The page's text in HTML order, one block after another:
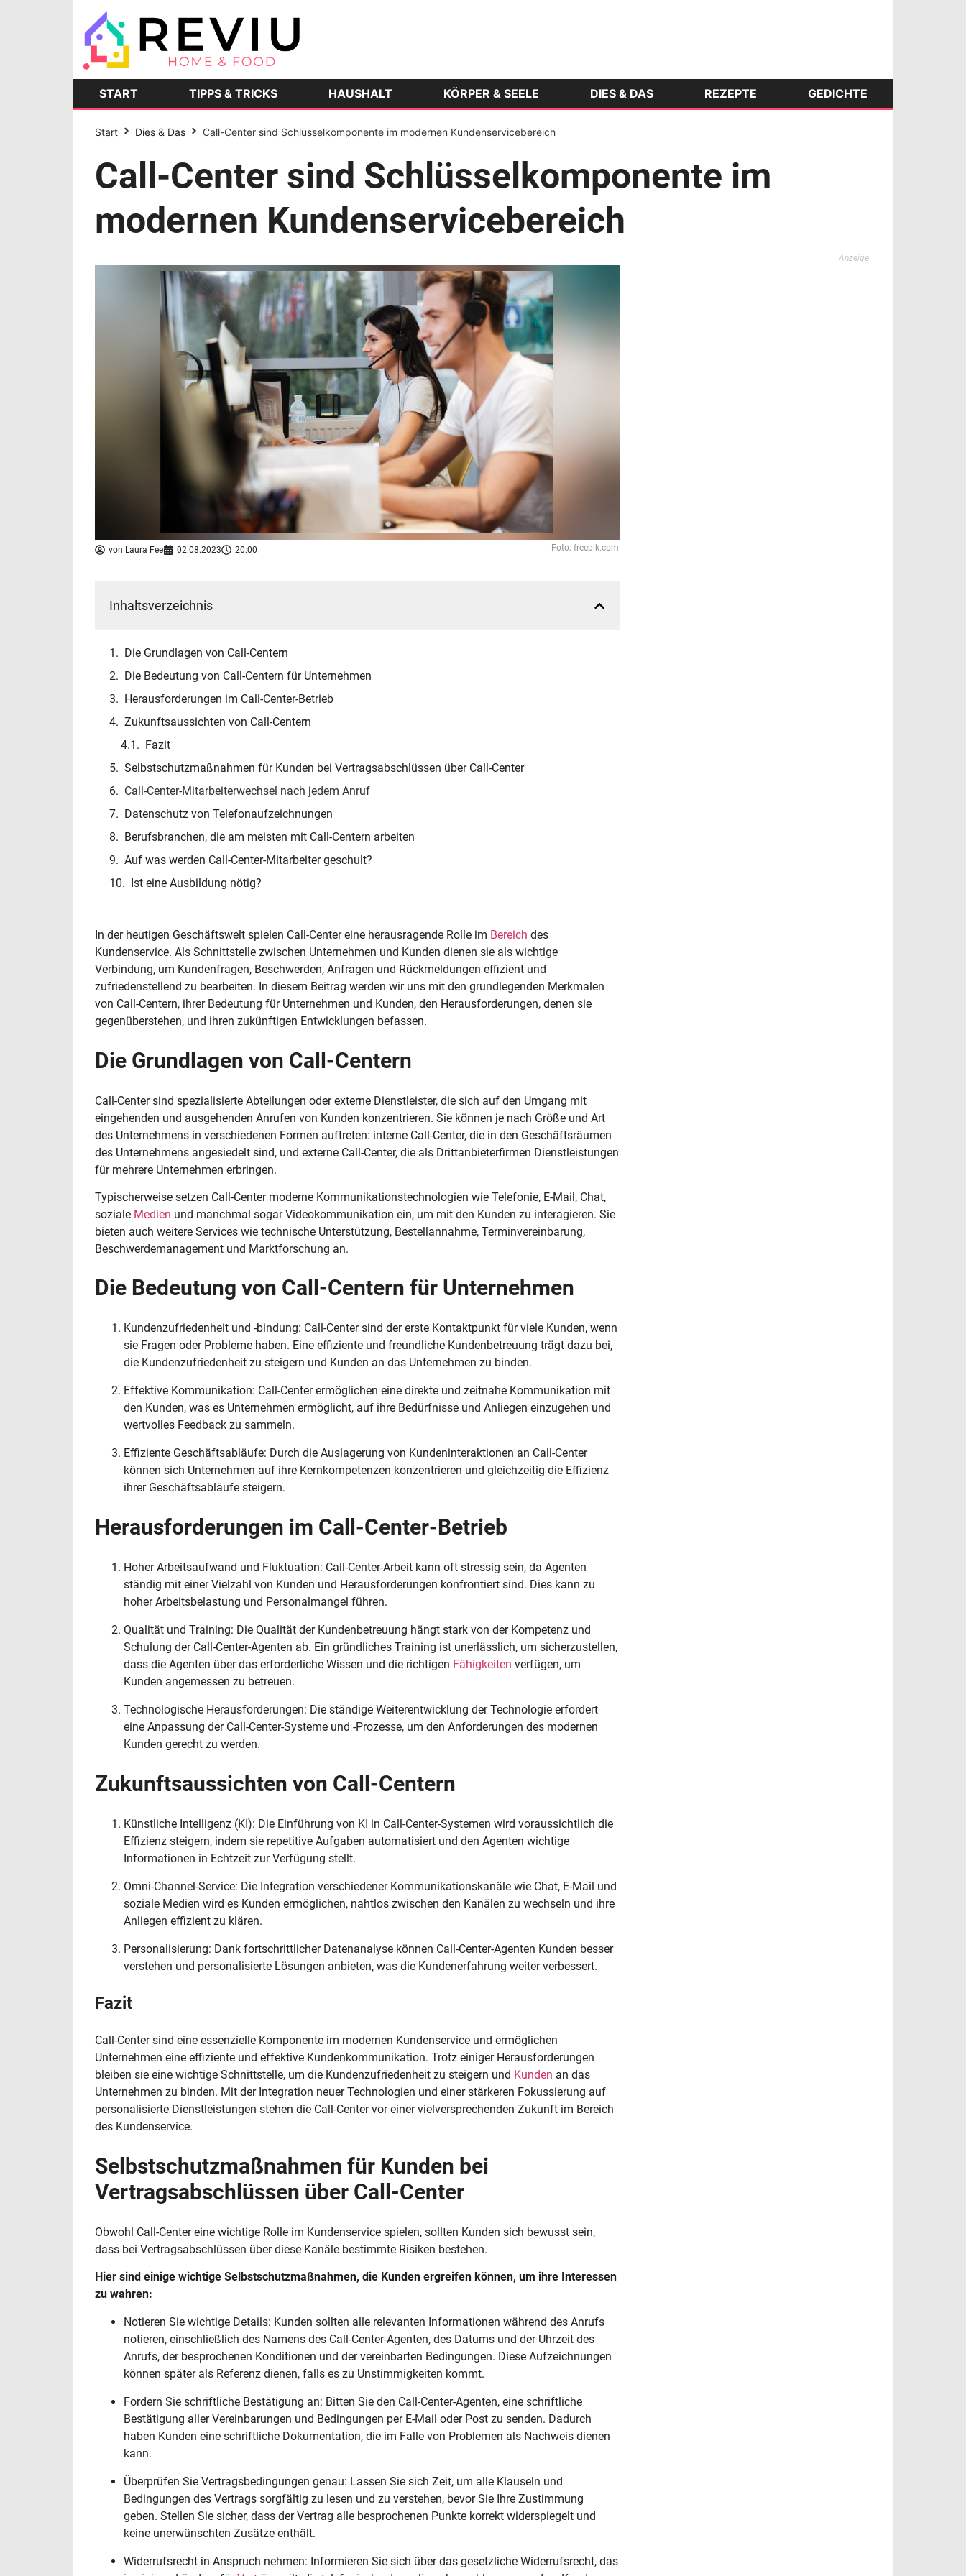
START TIPPS & TRICKS HAUSHALT KÖRPER & SEELE DIES & DAS REZEPTE GEDICHTE
Start Dies & Das Call-Center sind Schlüsselkomponente im modernen Kundenservicebereich
Call-Center sind Schlüsselkomponente im
modernen Kundenservicebereich
von Laura Fee 02.08.2023 20:00 Foto: freepik.com
Inhaltsverzeichnis
Die Grundlagen von Call-Centern
Die Bedeutung von Call-Centern für Unternehmen
Herausforderungen im Call-Center-Betrieb
Zukunftsaussichten von Call-Centern
Fazit
Selbstschutzmaßnahmen für Kunden bei Vertragsabschlüssen über Call-Center
Call-Center-Mitarbeiterwechsel nach jedem Anruf
Datenschutz von Telefonaufzeichnungen
Berufsbranchen, die am meisten mit Call-Centern arbeiten
Auf was werden Call-Center-Mitarbeiter geschult?
Ist eine Ausbildung nötig?
In der heutigen Geschäftswelt spielen Call-Center eine herausragende Rolle im Bereich des
Kundenservice. Als Schnittstelle zwischen Unternehmen und Kunden dienen sie als wichtige
Verbindung, um Kundenfragen, Beschwerden, Anfragen und Rückmeldungen effizient und
zufriedenstellend zu bearbeiten. In diesem Beitrag werden wir uns mit den grundlegenden Merkmalen
von Call-Centern, ihrer Bedeutung für Unternehmen und Kunden, den Herausforderungen, denen sie
gegenüberstehen, und ihren zukünftigen Entwicklungen befassen.
Die Grundlagen von Call-Centern
Call-Center sind spezialisierte Abteilungen oder externe Dienstleister, die sich auf den Umgang mit
eingehenden und ausgehenden Anrufen von Kunden konzentrieren. Sie können je nach Größe und Art
des Unternehmens in verschiedenen Formen auftreten: interne Call-Center, die in den Geschäftsräumen
des Unternehmens angesiedelt sind, und externe Call-Center, die als Drittanbieterfirmen Dienstleistungen
für mehrere Unternehmen erbringen.
Typischerweise setzen Call-Center moderne Kommunikationstechnologien wie Telefonie, E-Mail, Chat,
soziale Medien und manchmal sogar Videokommunikation ein, um mit den Kunden zu interagieren. Sie
bieten auch weitere Services wie technische Unterstützung, Bestellannahme, Terminvereinbarung,
Beschwerdemanagement und Marktforschung an.
Die Bedeutung von Call-Centern für Unternehmen
Kundenzufriedenheit und -bindung: Call-Center sind der erste Kontaktpunkt für viele Kunden, wenn
sie Fragen oder Probleme haben. Eine effiziente und freundliche Kundenbetreuung trägt dazu bei,
die Kundenzufriedenheit zu steigern und Kunden an das Unternehmen zu binden.
Effektive Kommunikation: Call-Center ermöglichen eine direkte und zeitnahe Kommunikation mit
den Kunden, was es Unternehmen ermöglicht, auf ihre Bedürfnisse und Anliegen einzugehen und
wertvolles Feedback zu sammeln.
Effiziente Geschäftsabläufe: Durch die Auslagerung von Kundeninteraktionen an Call-Center
können sich Unternehmen auf ihre Kernkompetenzen konzentrieren und gleichzeitig die Effizienz
ihrer Geschäftsabläufe steigern.
Herausforderungen im Call-Center-Betrieb
Hoher Arbeitsaufwand und Fluktuation: Call-Center-Arbeit kann oft stressig sein, da Agenten
ständig mit einer Vielzahl von Kunden und Herausforderungen konfrontiert sind. Dies kann zu
hoher Arbeitsbelastung und Personalmangel führen.
Qualität und Training: Die Qualität der Kundenbetreuung hängt stark von der Kompetenz und
Schulung der Call-Center-Agenten ab. Ein gründliches Training ist unerlässlich, um sicherzustellen,
dass die Agenten über das erforderliche Wissen und die richtigen Fähigkeiten verfügen, um
Kunden angemessen zu betreuen.
Technologische Herausforderungen: Die ständige Weiterentwicklung der Technologie erfordert
eine Anpassung der Call-Center-Systeme und -Prozesse, um den Anforderungen des modernen
Kunden gerecht zu werden.
Zukunftsaussichten von Call-Centern
Künstliche Intelligenz (KI): Die Einführung von KI in Call-Center-Systemen wird voraussichtlich die
Effizienz steigern, indem sie repetitive Aufgaben automatisiert und den Agenten wichtige
Informationen in Echtzeit zur Verfügung stellt.
Omni-Channel-Service: Die Integration verschiedener Kommunikationskanäle wie Chat, E-Mail und
soziale Medien wird es Kunden ermöglichen, nahtlos zwischen den Kanälen zu wechseln und ihre
Anliegen effizient zu klären.
Personalisierung: Dank fortschrittlicher Datenanalyse können Call-Center-Agenten Kunden besser
verstehen und personalisierte Lösungen anbieten, was die Kundenerfahrung weiter verbessert.
Fazit
Call-Center sind eine essenzielle Komponente im modernen Kundenservice und ermöglichen
Unternehmen eine effiziente und effektive Kundenkommunikation. Trotz einiger Herausforderungen
bleiben sie eine wichtige Schnittstelle, um die Kundenzufriedenheit zu steigern und Kunden an das
Unternehmen zu binden. Mit der Integration neuer Technologien und einer stärkeren Fokussierung auf
personalisierte Dienstleistungen stehen die Call-Center vor einer vielversprechenden Zukunft im Bereich
des Kundenservice.
Selbstschutzmaßnahmen für Kunden bei
Vertragsabschlüssen über Call-Center
Obwohl Call-Center eine wichtige Rolle im Kundenservice spielen, sollten Kunden sich bewusst sein,
dass bei Vertragsabschlüssen über diese Kanäle bestimmte Risiken bestehen.
Hier sind einige wichtige Selbstschutzmaßnahmen, die Kunden ergreifen können, um ihre Interessen
zu wahren:
Notieren Sie wichtige Details: Kunden sollten alle relevanten Informationen während des Anrufs
notieren, einschließlich des Namens des Call-Center-Agenten, des Datums und der Uhrzeit des
Anrufs, der besprochenen Konditionen und der vereinbarten Bedingungen. Diese Aufzeichnungen
können später als Referenz dienen, falls es zu Unstimmigkeiten kommt.
Fordern Sie schriftliche Bestätigung an: Bitten Sie den Call-Center-Agenten, eine schriftliche
Bestätigung aller Vereinbarungen und Bedingungen per E-Mail oder Post zu senden. Dadurch
haben Kunden eine schriftliche Dokumentation, die im Falle von Problemen als Nachweis dienen
kann.
Überprüfen Sie Vertragsbedingungen genau: Lassen Sie sich Zeit, um alle Klauseln und
Bedingungen des Vertrags sorgfältig zu lesen und zu verstehen, bevor Sie Ihre Zustimmung
geben. Stellen Sie sicher, dass der Vertrag alle besprochenen Punkte korrekt widerspiegelt und
keine unerwünschten Zusätze enthält.
Widerrufsrecht in Anspruch nehmen: Informieren Sie sich über das gesetzliche Widerrufsrecht, das
Anzeige